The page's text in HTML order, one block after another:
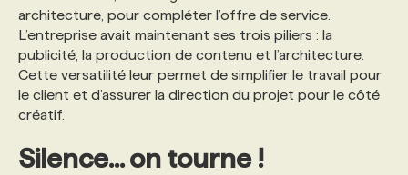
architecture, pour compléter l’offre de service.
L’entreprise avait maintenant ses trois piliers : la
publicité, la production de contenu et l’architecture.
Cette versatilité leur permet de simplifier le travail pour
le client et d’assurer la direction du projet pour le côté
créatif.
Silence… on tourne !